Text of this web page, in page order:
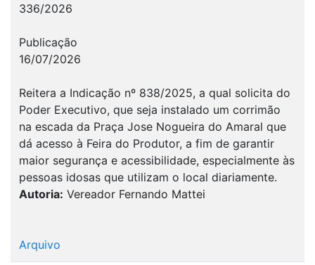
336/2026
Publicação
16/07/2026
Reitera a Indicação nº 838/2025, a qual solicita do
Poder Executivo, que seja instalado um corrimão
na escada da Praça Jose Nogueira do Amaral que
dá acesso à Feira do Produtor, a fim de garantir
maior segurança e acessibilidade, especialmente às
pessoas idosas que utilizam o local diariamente.
Autoria: Vereador Fernando Mattei
Arquivo